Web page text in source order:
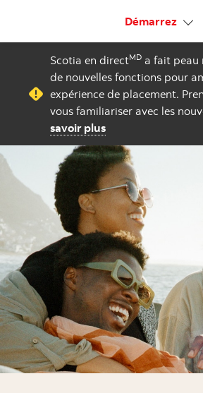
Démarrez
Scotia en directMD a fait peau
de nouvelles fonctions pour
expérience de placement.
vous familiariser avec les
savoir plus